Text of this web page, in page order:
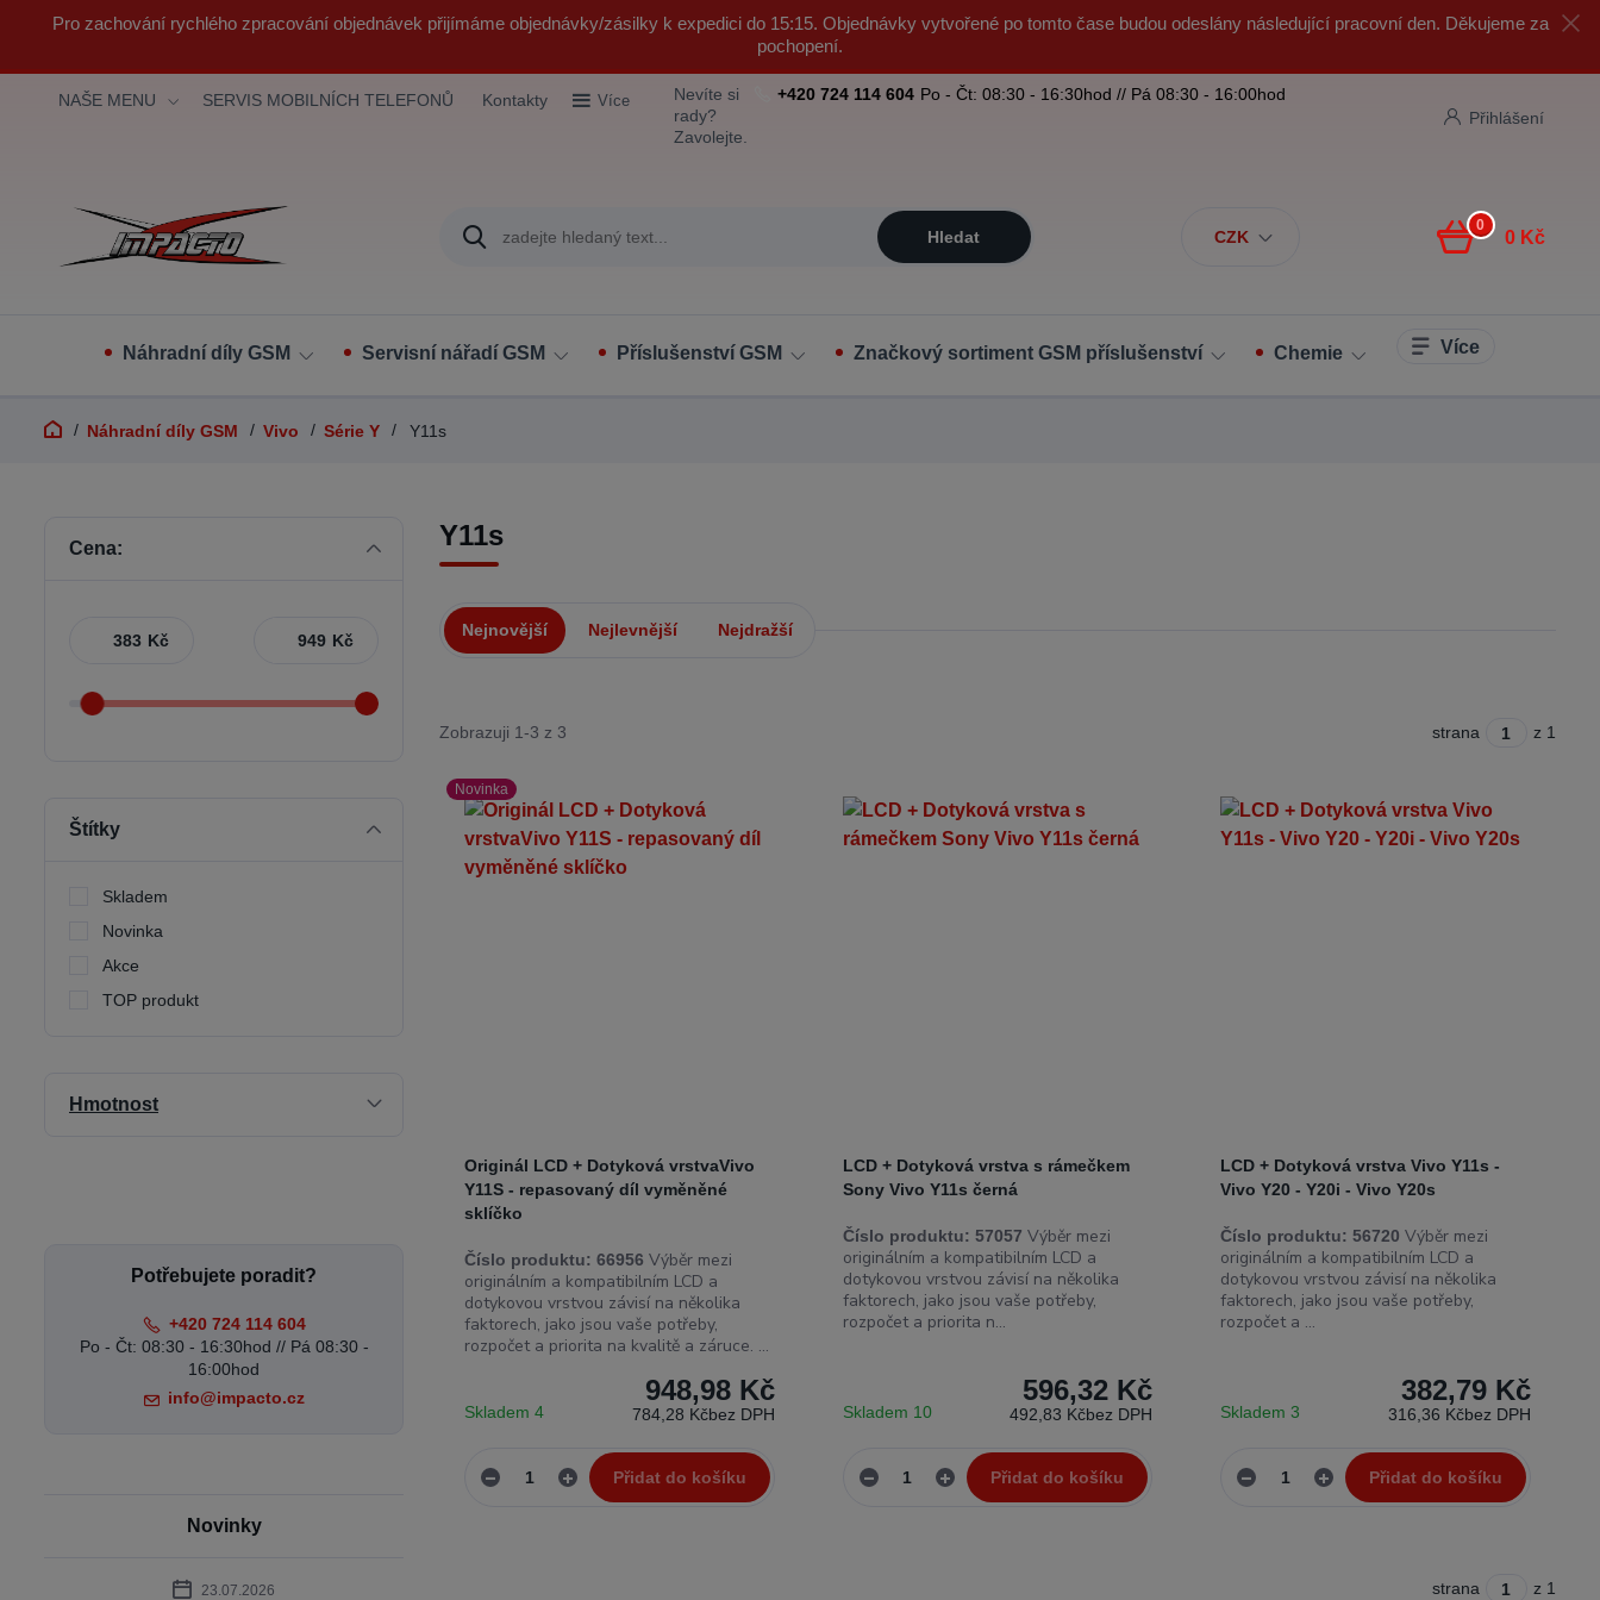
Pro zachování rychlého zpracování objednávek přijímáme objednávky/zásilky k expedici do 15:15. Objednávky vytvořené po tomto čase budou odeslány následující pracovní den. Děkujeme za
pochopení.
NAŠE MENU SERVIS MOBILNÍCH TELEFONŮ Kontakty Více
CZK
Přihlášení
Hledat
Nevíte si
rady?
Zavolejte.
+420 724 114 604 Po - Čt: 08:30 - 16:30hod // Pá 08:30 - 16:00hod
0
0 Kč
Náhradní díly GSM Servisní nářadí GSM Příslušenství GSM Značkový sortiment GSM příslušenství Chemie Více
Náhradní díly GSM Vivo Série Y Y11s
Y11s
Nejnovější Nejlevnější Nejdražší
Zobrazuji 1-3 z 3 strana z 1
Novinka
Originál LCD + Dotyková vrstvaVivo
Y11S - repasovaný díl vyměněné
sklíčko
Číslo produktu: 66956 Výběr mezi
originálním a kompatibilním LCD a
dotykovou vrstvou závisí na několika
faktorech, jako jsou vaše potřeby,
rozpočet a priorita na kvalitě a záruce. ...
948,98 Kč
784,28 Kčbez DPH
Skladem 4
Přidat do košíku
LCD + Dotyková vrstva s rámečkem
Sony Vivo Y11s černá
Číslo produktu: 57057 Výběr mezi
originálním a kompatibilním LCD a
dotykovou vrstvou závisí na několika
faktorech, jako jsou vaše potřeby,
rozpočet a priorita n...
596,32 Kč
492,83 Kčbez DPH
Skladem 10
Přidat do košíku
LCD + Dotyková vrstva Vivo Y11s -
Vivo Y20 - Y20i - Vivo Y20s
Číslo produktu: 56720 Výběr mezi
originálním a kompatibilním LCD a
dotykovou vrstvou závisí na několika
faktorech, jako jsou vaše potřeby,
rozpočet a ...
382,79 Kč
316,36 Kčbez DPH
Skladem 3
Přidat do košíku
strana z 1
Cena:
Kč Kč
Štítky
Skladem
Novinka
Akce
TOP produkt
Hmotnost
Potřebujete poradit?
+420 724 114 604
Po - Čt: 08:30 - 16:30hod // Pá 08:30 -
16:00hod
info@impacto.cz
Novinky
23.07.2026